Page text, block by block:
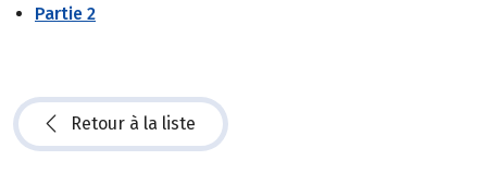
Partie 2
Retour à la liste